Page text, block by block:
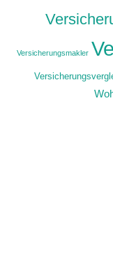
Versicherungsmakler